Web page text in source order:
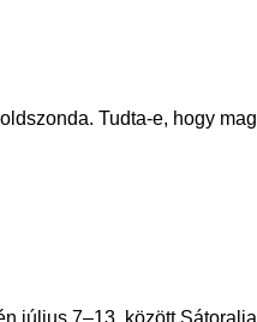
Tudta-e, hogy